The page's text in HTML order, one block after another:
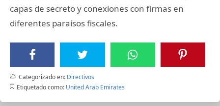
capas de secreto y conexiones con firmas en
diferentes paraísos fiscales.
Categorizado en: Directivos
Etiquetado como: United Arab Emirates